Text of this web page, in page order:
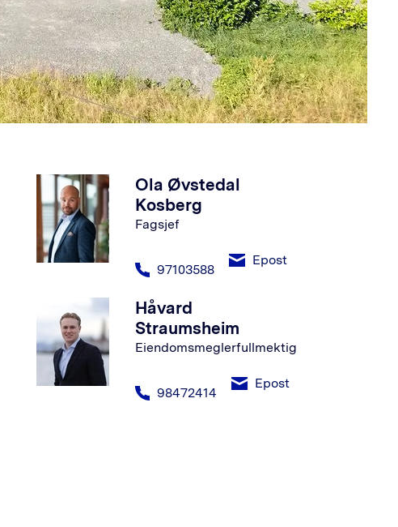
Ola Øvstedal
Kosberg
Fagsjef
97103588
Epost
Håvard
Straumsheim
Eiendomsmeglerfullmektig
98472414
Epost